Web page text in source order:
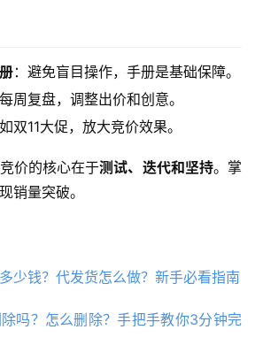
：避免盲目操作，手册是基础保障。
周复盘，调整出价和创意。
双11大促，放大竞价效果。
价的核心在于测试、迭代和坚持。掌
销量突破。
少钱？代发货怎么做？新手必看指南
吗？怎么删除？手把手教你3分钟完